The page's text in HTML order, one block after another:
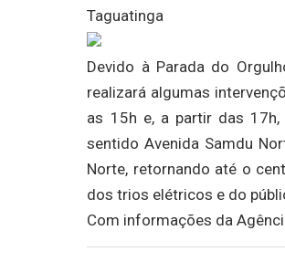
Taguatinga
Devido à Parada do
realizará algumas
as 15h e, a partir das
sentido Avenida Samdu
Norte, retornando até o
dos trios elétricos e do
Com informações da